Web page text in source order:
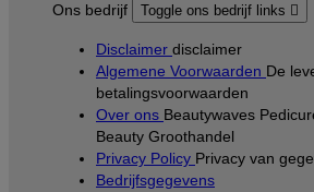
Ons bedrijf Toggle ons bedrijf links 
Disclaimer disclaimer
Algemene Voorwaarden De
betalingsvoorwaarden
Over ons Beautywaves
Beauty Groothandel
Privacy Policy Privacy van
Bedrijfsgegevens